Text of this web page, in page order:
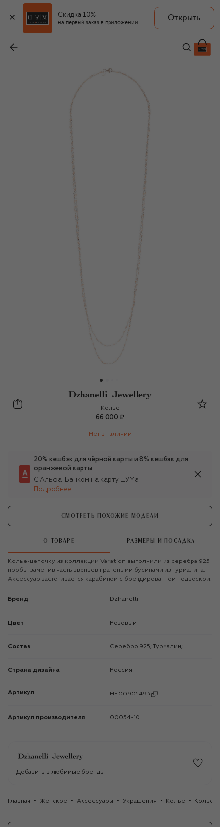
Скидка 10%
на первый заказ в приложении
Открыть
Dzhanelli
Колье
66 000 ₽
Нет в наличии
20% кешбэк для чёрной карты и 8% кешбэк для
оранжевой карты
С Альфа-Банком на карту ЦУМа
Подробнее
СМОТРЕТЬ ПОХОЖИЕ МОДЕЛИ
О ТОВАРЕ РАЗМЕРЫ И ПОСАДКА
Колье-цепочку из коллекции Variation выполнили из серебра 925
пробы, заменив часть звеньев гранеными бусинами из турмалина.
Аксессуар застегивается карабином с брендированной подвеской.
Бренд Dzhanelli
Цвет Розовый
Состав Серебро 925; Турмалин;
Страна дизайна Россия
Артикул HE00905493
Артикул производителя 00054-10
Добавить в любимые бренды
Главная Женское Аксессуары Украшения Колье Колье